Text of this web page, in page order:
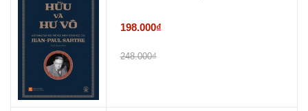
198.000₫
248.000₫